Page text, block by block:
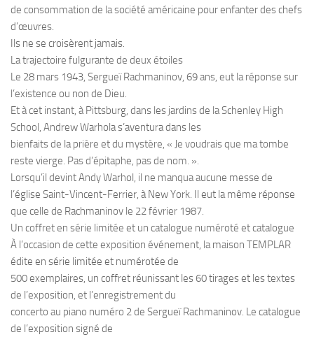
de consommation de la société américaine pour enfanter des chefs
d’œuvres.
Ils ne se croisèrent jamais.
La trajectoire fulgurante de deux étoiles
Le 28 mars 1943, Sergueï Rachmaninov, 69 ans, eut la réponse sur
l’existence ou non de Dieu.
Et à cet instant, à Pittsburg, dans les jardins de la Schenley High
School, Andrew Warhola s’aventura dans les
bienfaits de la prière et du mystère, « Je voudrais que ma tombe
reste vierge. Pas d’épitaphe, pas de nom. ».
Lorsqu’il devint Andy Warhol, il ne manqua aucune messe de
l’église Saint-Vincent-Ferrier, à New York. Il eut la même réponse
que celle de Rachmaninov le 22 février 1987.
Un coffret en série limitée et un catalogue numéroté et catalogue
À l’occasion de cette exposition événement, la maison TEMPLAR
édite en série limitée et numérotée de
500 exemplaires, un coffret réunissant les 60 tirages et les textes
de l’exposition, et l’enregistrement du
concerto au piano numéro 2 de Sergueï Rachmaninov. Le catalogue
de l’exposition signé de